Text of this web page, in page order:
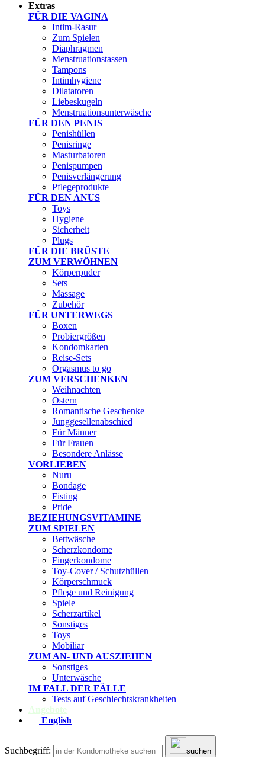
Extras
FÜR DIE VAGINA
Intim-Rasur
Zum Spielen
Diaphragmen
Menstruationstassen
Tampons
Intimhygiene
Dilatatoren
Liebeskugeln
Menstruationsunterwäsche
FÜR DEN PENIS
Penishüllen
Penisringe
Masturbatoren
Penispumpen
Penisverlängerung
Pflegeprodukte
FÜR DEN ANUS
Toys
Hygiene
Sicherheit
Plugs
FÜR DIE BRÜSTE
ZUM VERWÖHNEN
Körperpuder
Sets
Massage
Zubehör
FÜR UNTERWEGS
Boxen
Probiergrößen
Kondomkarten
Reise-Sets
Orgasmus to go
ZUM VERSCHENKEN
Weihnachten
Ostern
Romantische Geschenke
Junggesellenabschied
Für Männer
Für Frauen
Besondere Anlässe
VORLIEBEN
Nuru
Bondage
Fisting
Pride
BEZIEHUNGSVITAMINE
ZUM SPIELEN
Bettwäsche
Scherzkondome
Fingerkondome
Toy-Cover / Schutzhüllen
Körperschmuck
Pflege und Reinigung
Spiele
Scherzartikel
Sonstiges
Toys
Mobiliar
ZUM AN- UND AUSZIEHEN
Sonstiges
Unterwäsche
IM FALL DER FÄLLE
Tests auf Geschlechtskrankheiten
Angebote
English
Suchbegriff: suchen